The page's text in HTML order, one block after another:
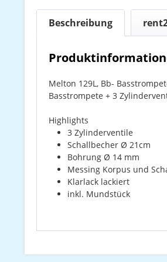
Beschreibung
Melton 129L, Bb-
Basstrompete + 3
Highlights
3 Zylinderventile
Schallbecher Ø 21cm
Bohrung Ø 14 mm
Messing Korpus und
Klarlack lackiert
inkl. Mundstück